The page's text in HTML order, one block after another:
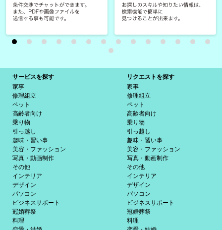
サービスを探す
家事
修理組立
ペット
高齢者向け
乗り物
引っ越し
趣味・習い事
美容・ファッション
写真・動画制作
その他
インテリア
デザイン
パソコン
ビジネスサポート
冠婚葬祭
料理
リクエストを探す
家事
修理組立
ペット
高齢者向け
乗り物
引っ越し
趣味・習い事
美容・ファッション
写真・動画制作
その他
インテリア
デザイン
パソコン
ビジネスサポート
冠婚葬祭
料理